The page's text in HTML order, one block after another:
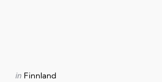
Categories
Posted
in Finnland